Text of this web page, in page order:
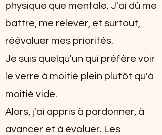
physique que mentale. J'ai dû me
battre, me relever, et surtout,
réévaluer mes priorités.
Je suis quelqu'un qui préfère voir
le verre à moitié plein plutôt qu'à
moitié vide.
Alors, j'ai appris à pardonner, à
avancer et à évoluer. Les